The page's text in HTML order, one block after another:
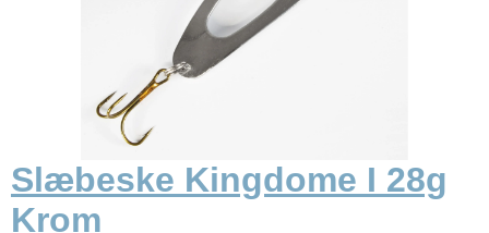
Slæbeske Kingdome I 28g
Krom